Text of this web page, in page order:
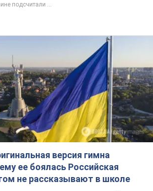
подсчитали ...
версия гимна
ее боялась Российская
не рассказывают в школе